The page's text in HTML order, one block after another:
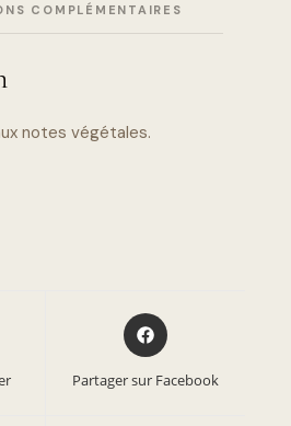
COMPLÉMENTAIRES
notes végétales.
Partager sur Facebook